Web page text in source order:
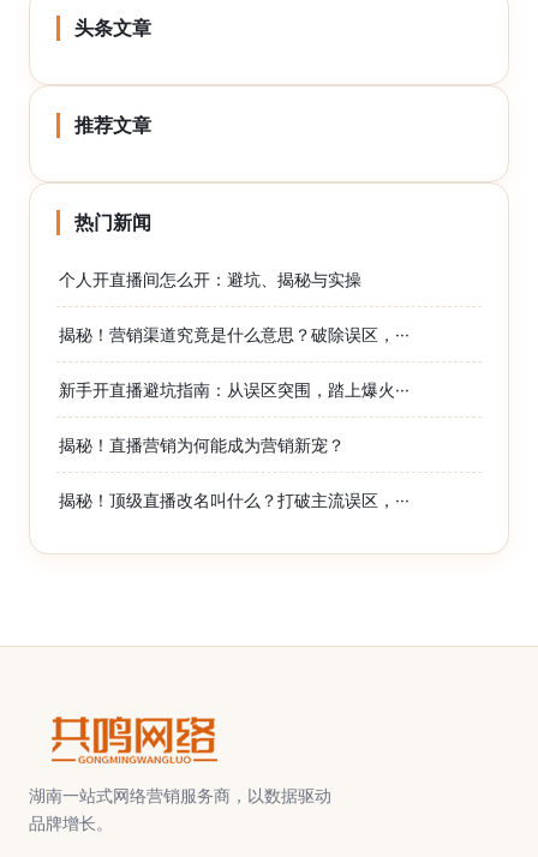
头条文章
推荐文章
热门新闻
个人开直播间怎么开：避坑、揭秘与实操
揭秘！营销渠道究竟是什么意思？破除误区，···
新手开直播避坑指南：从误区突围，踏上爆火···
揭秘！直播营销为何能成为营销新宠？
揭秘！顶级直播改名叫什么？打破主流误区，···
湖南一站式网络营销服务商，以数据驱动
品牌增长。